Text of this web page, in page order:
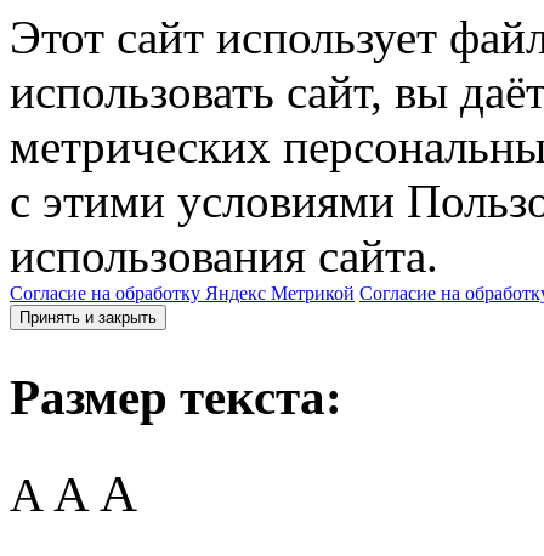
Этот сайт использует
использовать сайт, вы
метрических
с этими условиями
использования сайта.
Согласие на обработку Яндекс Метрикой Согласие на
Принять и закрыть
Размер текста:
A AA